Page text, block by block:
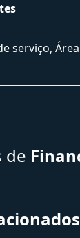
serviço,
de